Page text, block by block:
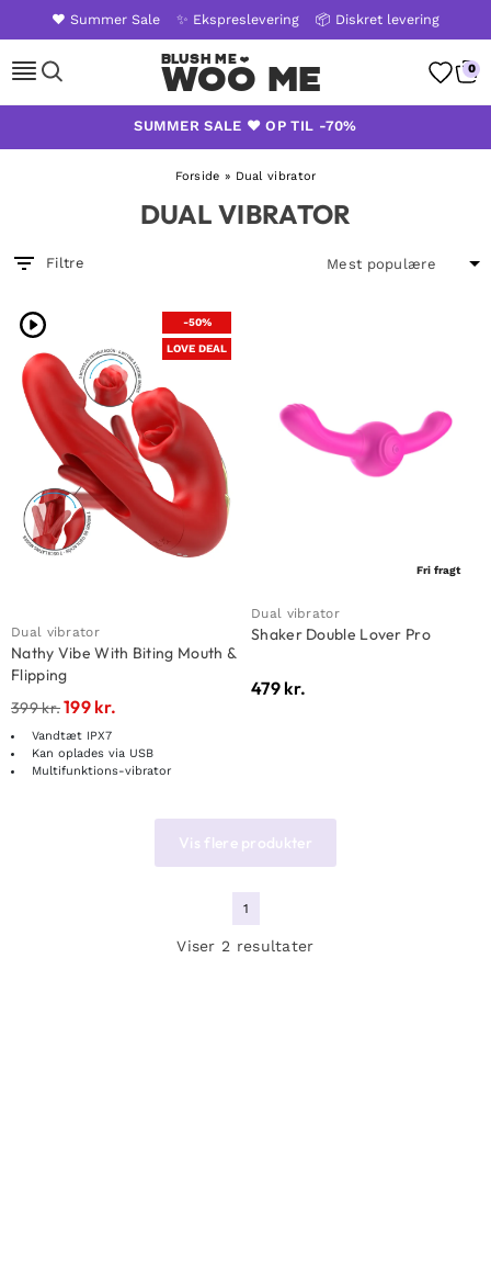
❤️ Summer Sale ✨ Ekspreslevering 📦 Diskret levering
Woo Me 0
SUMMER SALE ❤️ OP TIL -70%
Forside » Dual vibrator
DUAL VIBRATOR
Filtre
-50%
LOVE DEAL
Dual vibrator
Nathy Vibe With Biting Mouth &
Flipping
399kr.199 kr.
Vandtæt IPX7
Kan oplades via USB
Multifunktions-vibrator
Fri fragt
Dual vibrator
Shaker Double Lover Pro
479 kr.
Vis flere produkter
1
Viser 2 resultater